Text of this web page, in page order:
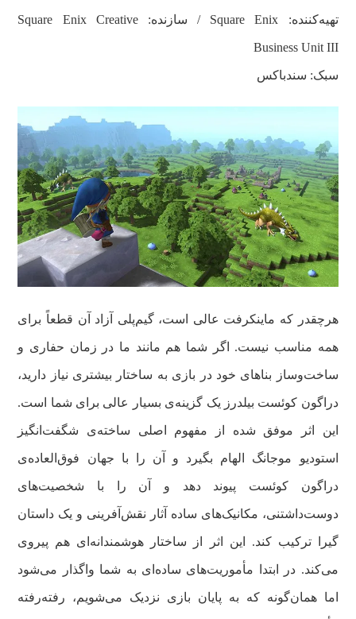
تهیه‌کننده: Square Enix / سازنده: Square Enix Creative
Business Unit III
سبک: سندباکس
هرچقدر که ماینکرفت عالی است، گیم‌پلی آزاد آن قطعاً برای
همه مناسب نیست. اگر شما هم مانند ما در زمان حفاری و
ساخت‌وساز بناهای خود در بازی به ساختار بیشتری نیاز دارید،
دراگون کوئست بیلدرز یک گزینه‌ی بسیار عالی برای شما است.
این اثر موفق شده از مفهوم اصلی ساخته‌ی شگفت‌انگیز
استودیو موجانگ الهام بگیرد و آن را با جهان فوق‌العاده‌ی
دراگون کوئست پیوند دهد و آن را با شخصیت‌های
دوست‌داشتنی، مکانیک‌های ساده آثار نقش‌آفرینی و یک داستان
گیرا ترکیب کند. این اثر از ساختار هوشمندانه‌ای هم پیروی
می‌کند. در ابتدا مأموریت‌های ساده‌ای به شما واگذار می‌شود
اما همان‌گونه که به پایان بازی نزدیک می‌شویم، رفته‌رفته